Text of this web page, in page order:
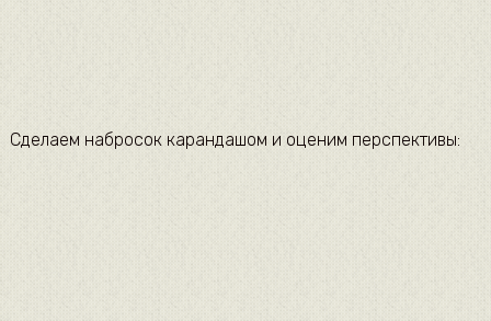
Сделаем набросок карандашом и оценим перспективы: